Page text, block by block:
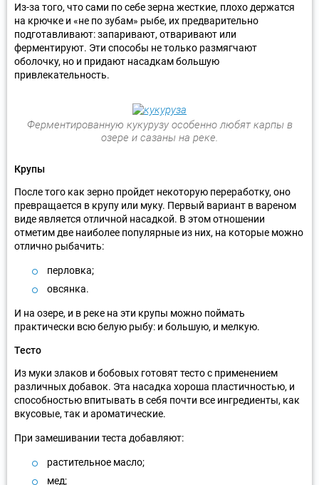
Из-за того, что сами по себе зерна жесткие, плохо держатся
на крючке и «не по зубам» рыбе, их предварительно
подготавливают: запаривают, отваривают или
ферментируют. Эти способы не только размягчают
оболочку, но и придают насадкам большую
привлекательность.
Ферментированную кукурузу особенно любят карпы в
озере и сазаны на реке.
Крупы
После того как зерно пройдет некоторую переработку, оно
превращается в крупу или муку. Первый вариант в вареном
виде является отличной насадкой. В этом отношении
отметим две наиболее популярные из них, на которые можно
отлично рыбачить:
перловка;
овсянка.
И на озере, и в реке на эти крупы можно поймать
практически всю белую рыбу: и большую, и мелкую.
Тесто
Из муки злаков и бобовых готовят тесто с применением
различных добавок. Эта насадка хороша пластичностью, и
способностью впитывать в себя почти все ингредиенты, как
вкусовые, так и ароматические.
При замешивании теста добавляют:
растительное масло;
мед;